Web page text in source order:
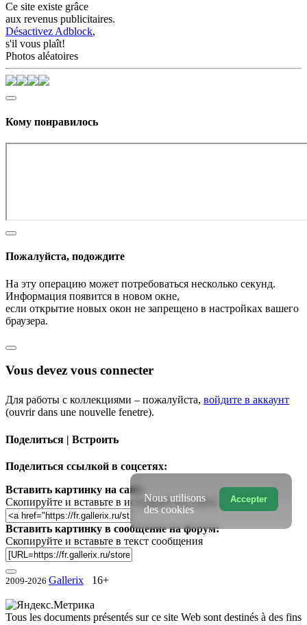
Ce site existe grâce
aux revenus publicitaires.
Désactivez Adblock,
s'il vous plaît!
Photos aléatoires
Кому понравилось
Пожалуйста, подождите
На эту операцию может потребоваться несколько секунд.
Информация появится в новом окне,
если открытие новых окон не запрещено в настройках вашего
браузера.
Vous devez vous connecter
Для работы с коллекциями – пожалуйста, войдите в аккаунт
(ouvrir dans une nouvelle fenetre).
Поделиться | Встроить
Поделиться ссылкой в соцсетях:
Вставить картинку на сайт:
Скопируйте и вставьте в исходный код сайта
Вставить картинку в сообщение на форум:
Скопируйте и вставьте в текст сообщения
2009-2026 Gallerix 16+
Tous les documents présentés sur ce site Web sont destinés à des fins
Accepter
Nous utilisons
des cookies